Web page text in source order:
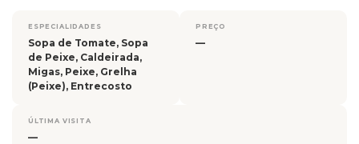
ESPECIALIDADES
Sopa de Tomate, Sopa
de Peixe, Caldeirada,
Migas, Peixe, Grelha
(Peixe), Entrecosto
PREÇO
—
ÚLTIMA VISITA
—